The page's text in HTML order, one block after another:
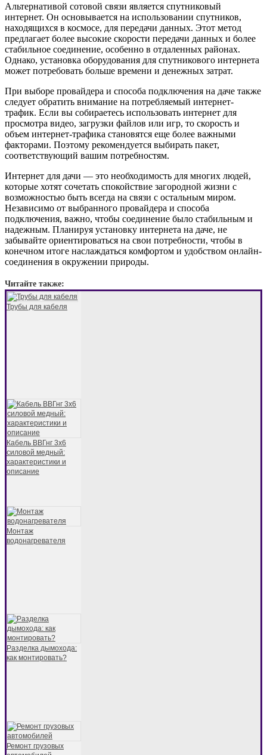
Альтернативой сотовой связи является спутниковый
интернет. Он основывается на использовании спутников,
находящихся в космосе, для передачи данных. Этот метод
предлагает более высокие скорости передачи данных и более
стабильное соединение, особенно в отдаленных районах.
Однако, установка оборудования для спутникового интернета
может потребовать больше времени и денежных затрат.
При выборе провайдера и способа подключения на даче также
следует обратить внимание на потребляемый интернет-
трафик. Если вы собираетесь использовать интернет для
просмотра видео, загрузки файлов или игр, то скорость и
объем интернет-трафика становятся еще более важными
факторами. Поэтому рекомендуется выбирать пакет,
соответствующий вашим потребностям.
Интернет для дачи — это необходимость для многих людей,
которые хотят сочетать спокойствие загородной жизни с
возможностью быть всегда на связи с остальным миром.
Независимо от выбранного провайдера и способа
подключения, важно, чтобы соединение было стабильным и
надежным. Планируя установку интернета на даче, не
забывайте ориентироваться на свои потребности, чтобы в
конечном итоге наслаждаться комфортом и удобством онлайн-
соединения в окружении природы.
Читайте также:
Трубы для кабеля
Кабель ВВГнг 3х6
силовой медный:
характеристики и
описание
Монтаж
водонагревателя
Разделка дымохода:
как монтировать?
Ремонт грузовых